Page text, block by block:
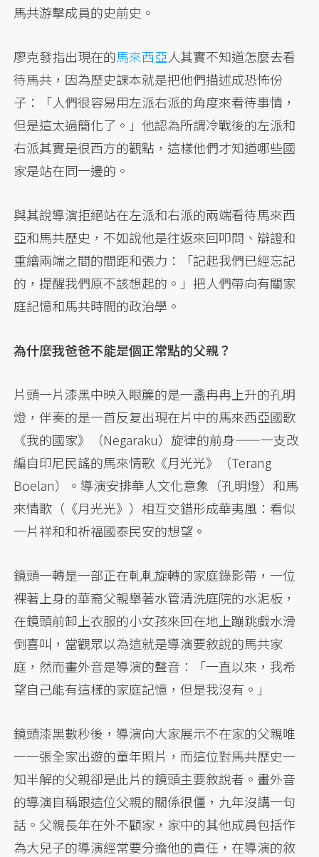
馬共游擊成員的史前史。
廖克發指出現在的馬來西亞人其實不知道怎麼去看
待馬共，因為歷史課本就是把他們描述成恐怖份
子：「人們很容易用左派右派的角度來看待事情，
但是這太過簡化了。」他認為所謂冷戰後的左派和
右派其實是很西方的觀點，這樣他們才知道哪些國
家是站在同一邊的。
與其說導演拒絕站在左派和右派的兩端看待馬來西
亞和馬共歷史，不如說他是往返來回叩問、辯證和
重繪兩端之間的間距和張力：「記起我們已經忘記
的，提醒我們原不該想起的。」把人們帶向有關家
庭記憶和馬共時間的政治學。
為什麼我爸爸不能是個正常點的父親？
片頭一片漆黑中映入眼簾的是一盞冉冉上升的孔明
燈，伴奏的是一首反复出現在片中的馬來西亞國歌
《我的國家》（Negaraku）旋律的前身——一支改
編自印尼民謠的馬來情歌《月光光》（Terang
Boelan）。導演安排華人文化意象（孔明燈）和馬
來情歌（《月光光》）相互交錯形成華夷風：看似
一片祥和和祈福國泰民安的想望。
鏡頭一轉是一部正在軋軋旋轉的家庭錄影帶，一位
裸著上身的華裔父親舉著水管清洗庭院的水泥板，
在鏡頭前卸上衣服的小女孩來回在地上蹦跳戲水滑
倒喜叫，當觀眾以為這就是導演要敘說的馬共家
庭，然而畫外音是導演的聲音：「一直以來，我希
望自己能有這樣的家庭記憶，但是我沒有。」
鏡頭漆黑數秒後，導演向大家展示不在家的父親唯
一一張全家出遊的童年照片，而這位對馬共歷史一
知半解的父親卻是此片的鏡頭主要敘說者。畫外音
的導演自稱跟這位父親的關係很僵，九年沒講一句
話。父親長年在外不顧家，家中的其他成員包括作
為大兒子的導演經常要分擔他的責任，在導演的敘